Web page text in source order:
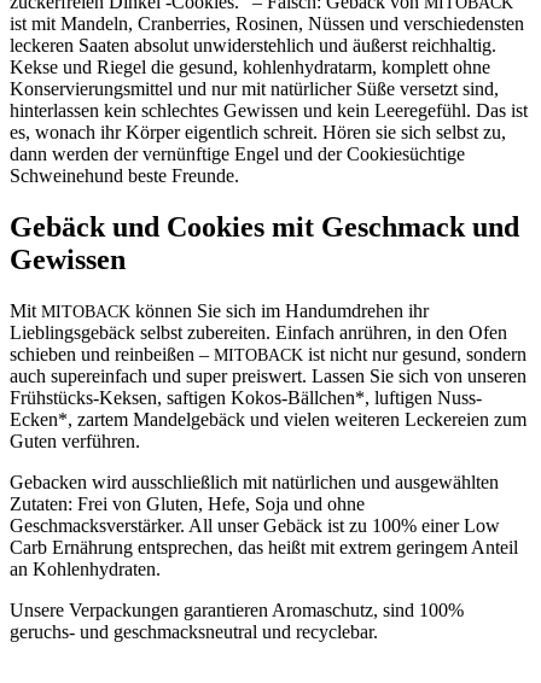
ist mit Mandeln, Cranberries, Rosinen, Nüssen und verschiedensten
leckeren Saaten absolut unwiderstehlich und äußerst reichhaltig.
Kekse und Riegel die gesund, kohlenhydratarm, komplett ohne
Konservierungsmittel und nur mit natürlicher Süße versetzt sind,
hinterlassen kein schlechtes Gewissen und kein Leeregefühl. Das ist
es, wonach ihr Körper eigentlich schreit. Hören sie sich selbst zu,
dann werden der vernünftige Engel und der Cookiesüchtige
Schweinehund beste Freunde.
Gebäck und Cookies mit Geschmack und
Gewissen
Mit MITOBACK können Sie sich im Handumdrehen ihr
Lieblingsgebäck selbst zubereiten. Einfach anrühren, in den Ofen
schieben und reinbeißen – MITOBACK ist nicht nur gesund, sondern
auch supereinfach und super preiswert. Lassen Sie sich von unseren
Frühstücks-Keksen, saftigen Kokos-Bällchen*, luftigen Nuss-
Ecken*, zartem Mandelgebäck und vielen weiteren Leckereien zum
Guten verführen.
Gebacken wird ausschließlich mit natürlichen und ausgewählten
Zutaten: Frei von Gluten, Hefe, Soja und ohne
Geschmacksverstärker. All unser Gebäck ist zu 100% einer Low
Carb Ernährung entsprechen, das heißt mit extrem geringem Anteil
an Kohlenhydraten.
Unsere Verpackungen garantieren Aromaschutz, sind 100%
geruchs- und geschmacksneutral und recyclebar.